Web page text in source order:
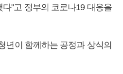
"고 정부의 코로나19 대응을
년이 함께하는 공정과 상식의